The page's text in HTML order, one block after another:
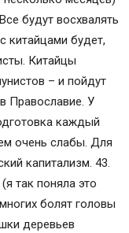
будут восхвалять
китайцами будет,
Китайцы
– и пойдут
Православие. У
каждый
очень слабы. Для
капитализм. 43.
так поняла это
болят головы
деревьев